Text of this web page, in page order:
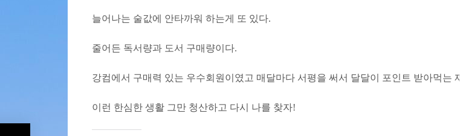
늘어나는 술값에 안타까워 하는게 또 있다.
줄어든 독서량과 도서 구매량이다.
강컴에서 구매력 있는 우수회원이였고 매달마다 서평을 써서 달달이 포인트 받아먹는
이런 한심한 생활 그만 청산하고 다시 나를 찾자!